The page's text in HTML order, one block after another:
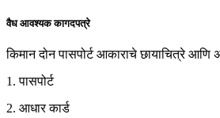
वैध आवश्यक कागदपत्रे
किमान दोन पासपोर्ट आकाराचे छायाचित्रे
1. पासपोर्ट
2. आधार कार्ड